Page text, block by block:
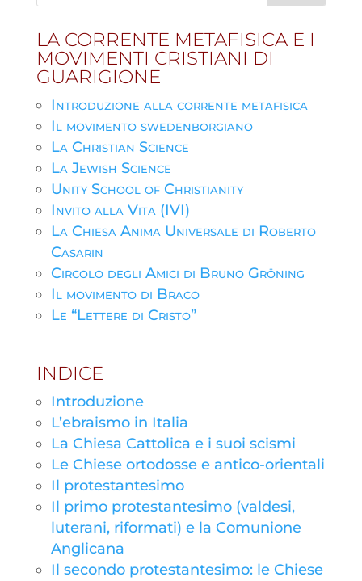
LA CORRENTE METAFISICA E I
MOVIMENTI CRISTIANI DI
GUARIGIONE
Introduzione alla corrente metafisica
Il movimento swedenborgiano
La Christian Science
La Jewish Science
Unity School of Christianity
Invito alla Vita (IVI)
La Chiesa Anima Universale di Roberto
Casarin
Circolo degli Amici di Bruno Gröning
Il movimento di Braco
Le “Lettere di Cristo”
INDICE
Introduzione
L’ebraismo in Italia
La Chiesa Cattolica e i suoi scismi
Le Chiese ortodosse e antico-orientali
Il protestantesimo
Il primo protestantesimo (valdesi,
luterani, riformati) e la Comunione
Anglicana
Il secondo protestantesimo: le Chiese